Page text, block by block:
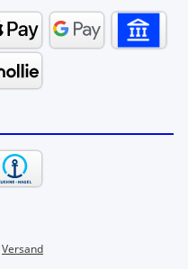
Versand